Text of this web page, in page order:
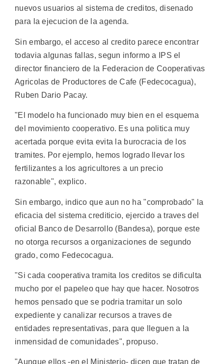
nuevos usuarios al sistema de creditos, disenado
para la ejecucion de la agenda.
Sin embargo, el acceso al credito parece encontrar
todavia algunas fallas, segun informo a IPS el
director financiero de la Federacion de Cooperativas
Agricolas de Productores de Cafe (Fedecocagua),
Ruben Dario Pacay.
"El modelo ha funcionado muy bien en el esquema
del movimiento cooperativo. Es una politica muy
acertada porque evita evita la burocracia de los
tramites. Por ejemplo, hemos logrado llevar los
fertilizantes a los agricultores a un precio
razonable", explico.
Sin embargo, indico que aun no ha "comprobado" la
eficacia del sistema crediticio, ejercido a traves del
oficial Banco de Desarrollo (Bandesa), porque este
no otorga recursos a organizaciones de segundo
grado, como Fedecocagua.
"Si cada cooperativa tramita los creditos se dificulta
mucho por el papeleo que hay que hacer. Nosotros
hemos pensado que se podria tramitar un solo
expediente y canalizar recursos a traves de
entidades representativas, para que lleguen a la
inmensidad de comunidades", propuso.
"Aunque ellos -en el Ministerio- dicen que tratan de